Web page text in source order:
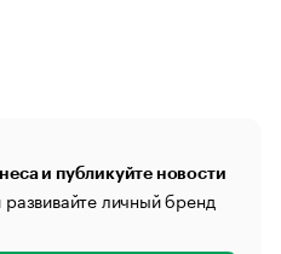
и публикуйте новости
личный бренд